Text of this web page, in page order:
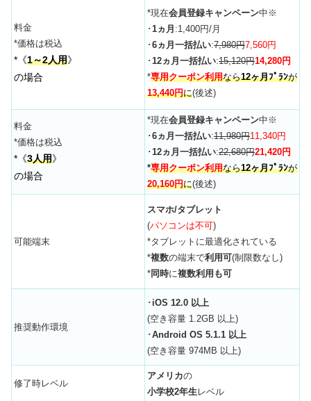
料金
*価格は税込
*《1～2人用》
の場合
*現在会員登録キャンペーン中※
･1ヵ月 :1,400円/月
･6ヵ月一括払い:7,980円7,560円
･12ヵ月一括払い:15,120円14,280円
*専用クーポン利用なら12ヶ月ﾌﾟﾗﾝが
13,440円に(後述)
料金
*価格は税込
*《3人用》
の場合
*現在会員登録キャンペーン中※
･6ヵ月一括払い:11,980円11,340円
･12ヵ月一括払い:22,680円21,420円
*専用クーポン利用なら12ヶ月ﾌﾟﾗﾝが
20,160円に(後述)
可能端末
スマホ/タブレット
(パソコンは不可)
*タブレットに最適化されている
*複数の端末で利用可(制限数なし)
*同時に複数利用も可
推奨動作環境
･ iOS 12.0 以上
(空き容量 1.2GB 以上)
･Android OS 5.1.1 以上
(空き容量 974MB 以上)
修了時レベル
アメリカの
小学校2年生レベル